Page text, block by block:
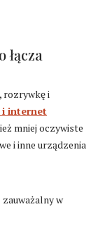
łącza
rozrywkę i
i internet
mniej oczywiste
i inne urządzenia
w